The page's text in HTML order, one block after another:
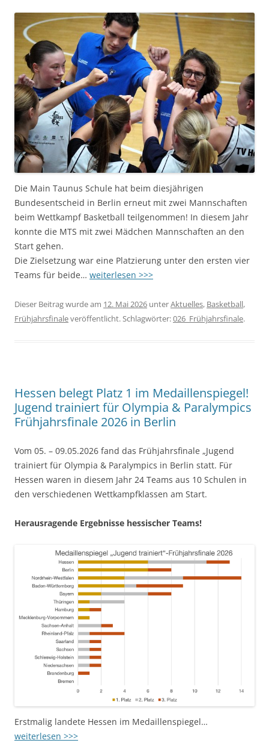
Die Main Taunus Schule hat beim diesjährigen
Bundesentscheid in Berlin erneut mit zwei Mannschaften
beim Wettkampf Basketball teilgenommen! In diesem Jahr
konnte die MTS mit zwei Mädchen Mannschaften an den
Start gehen.
Die Zielsetzung war eine Platzierung unter den ersten vier
Teams für beide… weiterlesen >>>
Dieser Beitrag wurde am 12. Mai 2026 unterAktuelles, Basketball,
Frühjahrsfinaleveröffentlicht. Schlagwörter:026_Frühjahrsfinale.
Hessen belegt Platz 1 im Medaillenspiegel!
Jugend trainiert für Olympia & Paralympics
Frühjahrsfinale 2026 in Berlin
Vom 05. – 09.05.2026 fand das Frühjahrsfinale „Jugend
trainiert für Olympia & Paralympics in Berlin statt. Für
Hessen waren in diesem Jahr 24 Teams aus 10 Schulen in
den verschiedenen Wettkampfklassen am Start.
Herausragende Ergebnisse hessischer Teams!
Erstmalig landete Hessen im Medaillenspiegel…
weiterlesen >>>